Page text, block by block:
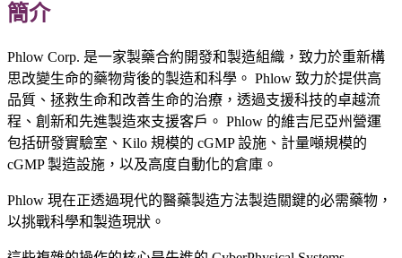
簡介
Phlow Corp. 是一家製藥合約開發和製造組織，致力於重新構
思改變生命的藥物背後的製造和科學。 Phlow 致力於提供高
品質、拯救生命和改善生命的治療，透過支援科技的卓越流
程、創新和先進製造來支援客戶。 Phlow 的維吉尼亞州營運
包括研發實驗室、Kilo 規模的 cGMP 設施、計量噸規模的
cGMP 製造設施，以及高度自動化的倉庫。
Phlow 現在正透過現代的醫藥製造方法製造關鍵的必需藥物，
以挑戰科學和製造現狀。